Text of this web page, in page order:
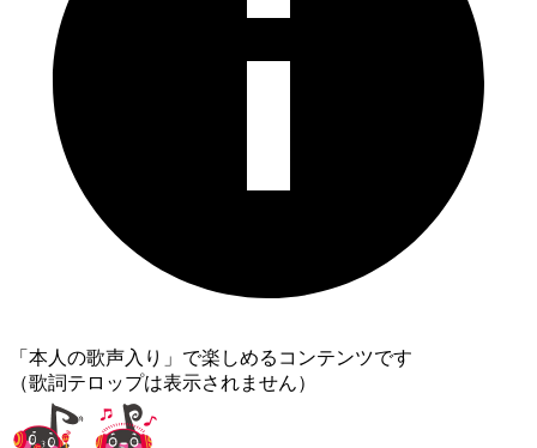
「本人の歌声入り」で楽しめるコンテンツです
（歌詞テロップは表示されません）